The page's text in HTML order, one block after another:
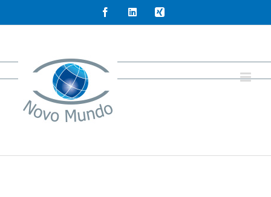
Inhalt
FacebookLinkedInXing